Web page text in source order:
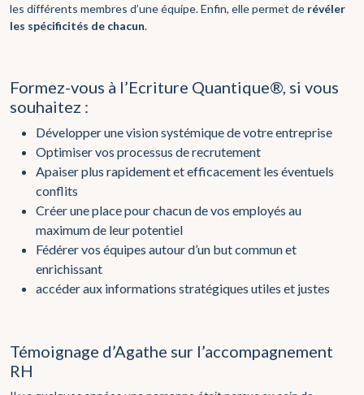
les différents membres d’une équipe. Enfin, elle permet de révéler
les spécificités de chacun.
Formez-vous à l’Ecriture Quantique®, si vous
souhaitez :
Développer une vision systémique de votre entreprise
Optimiser vos processus de recrutement
Apaiser plus rapidement et efficacement les éventuels
conflits
Créer une place pour chacun de vos employés au
maximum de leur potentiel
Fédérer vos équipes autour d’un but commun et
enrichissant
accéder aux informations stratégiques utiles et justes
Témoignage d’Agathe sur l’accompagnement
RH